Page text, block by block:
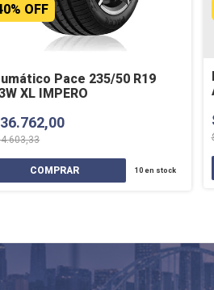
Pace 235/50 R19
XL IMPERO
% OFF
10 en stock